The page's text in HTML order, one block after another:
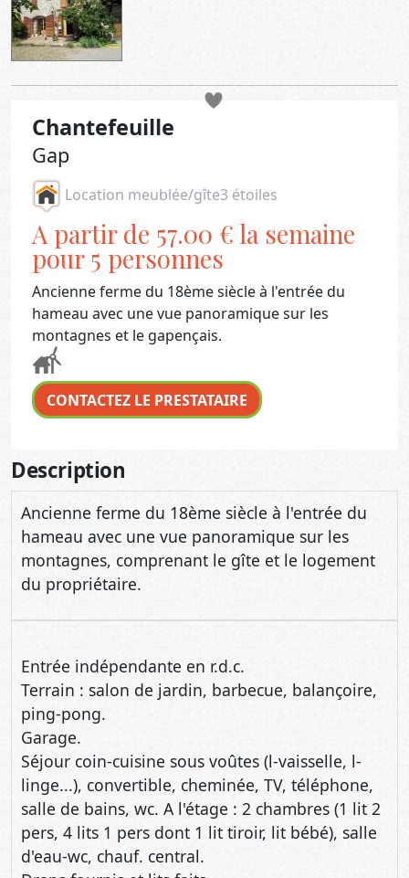
Chantefeuille
Gap
Location meublée/gîte3 étoiles
A partir de 57.00 € la semaine
pour 5 personnes
Ancienne ferme du 18ème siècle à l'entrée du
hameau avec une vue panoramique sur les
montagnes et le gapençais.
CONTACTEZ LE PRESTATAIRE
Description
Ancienne ferme du 18ème siècle à l'entrée du
hameau avec une vue panoramique sur les
montagnes, comprenant le gîte et le logement
du propriétaire.
Entrée indépendante en r.d.c.
Terrain : salon de jardin, barbecue, balançoire,
ping-pong.
Garage.
Séjour coin-cuisine sous voûtes (l-vaisselle, l-
linge...), convertible, cheminée, TV, téléphone,
salle de bains, wc. A l'étage : 2 chambres (1 lit 2
pers, 4 lits 1 pers dont 1 lit tiroir, lit bébé), salle
d'eau-wc, chauf. central.